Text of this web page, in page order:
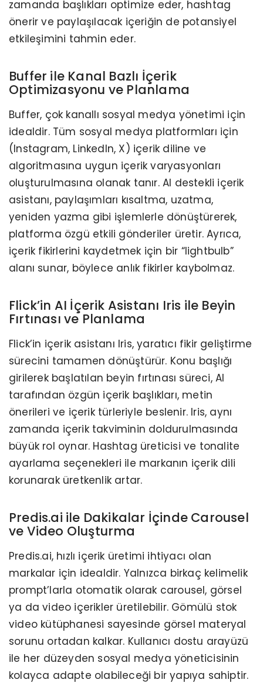
zamanda başlıkları optimize eder, hashtag
önerir ve paylaşılacak içeriğin de potansiyel
etkileşimini tahmin eder.
Buffer ile Kanal Bazlı İçerik
Optimizasyonu ve Planlama
Buffer, çok kanallı sosyal medya yönetimi için
idealdir. Tüm sosyal medya platformları için
(Instagram, LinkedIn, X) içerik diline ve
algoritmasına uygun içerik varyasyonları
oluşturulmasına olanak tanır. AI destekli içerik
asistanı, paylaşımları kısaltma, uzatma,
yeniden yazma gibi işlemlerle dönüştürerek,
platforma özgü etkili gönderiler üretir. Ayrıca,
içerik fikirlerini kaydetmek için bir “lightbulb”
alanı sunar, böylece anlık fikirler kaybolmaz.
Flick’in AI İçerik Asistanı Iris ile Beyin
Fırtınası ve Planlama
Flick’in içerik asistanı Iris, yaratıcı fikir geliştirme
sürecini tamamen dönüştürür. Konu başlığı
girilerek başlatılan beyin fırtınası süreci, AI
tarafından özgün içerik başlıkları, metin
önerileri ve içerik türleriyle beslenir. Iris, aynı
zamanda içerik takviminin doldurulmasında
büyük rol oynar. Hashtag üreticisi ve tonalite
ayarlama seçenekleri ile markanın içerik dili
korunarak üretkenlik artar.
Predis.ai ile Dakikalar İçinde Carousel
ve Video Oluşturma
Predis.ai, hızlı içerik üretimi ihtiyacı olan
markalar için idealdir. Yalnızca birkaç kelimelik
prompt’larla otomatik olarak carousel, görsel
ya da video içerikler üretilebilir. Gömülü stok
video kütüphanesi sayesinde görsel materyal
sorunu ortadan kalkar. Kullanıcı dostu arayüzü
ile her düzeyden sosyal medya yöneticisinin
kolayca adapte olabileceği bir yapıya sahiptir.